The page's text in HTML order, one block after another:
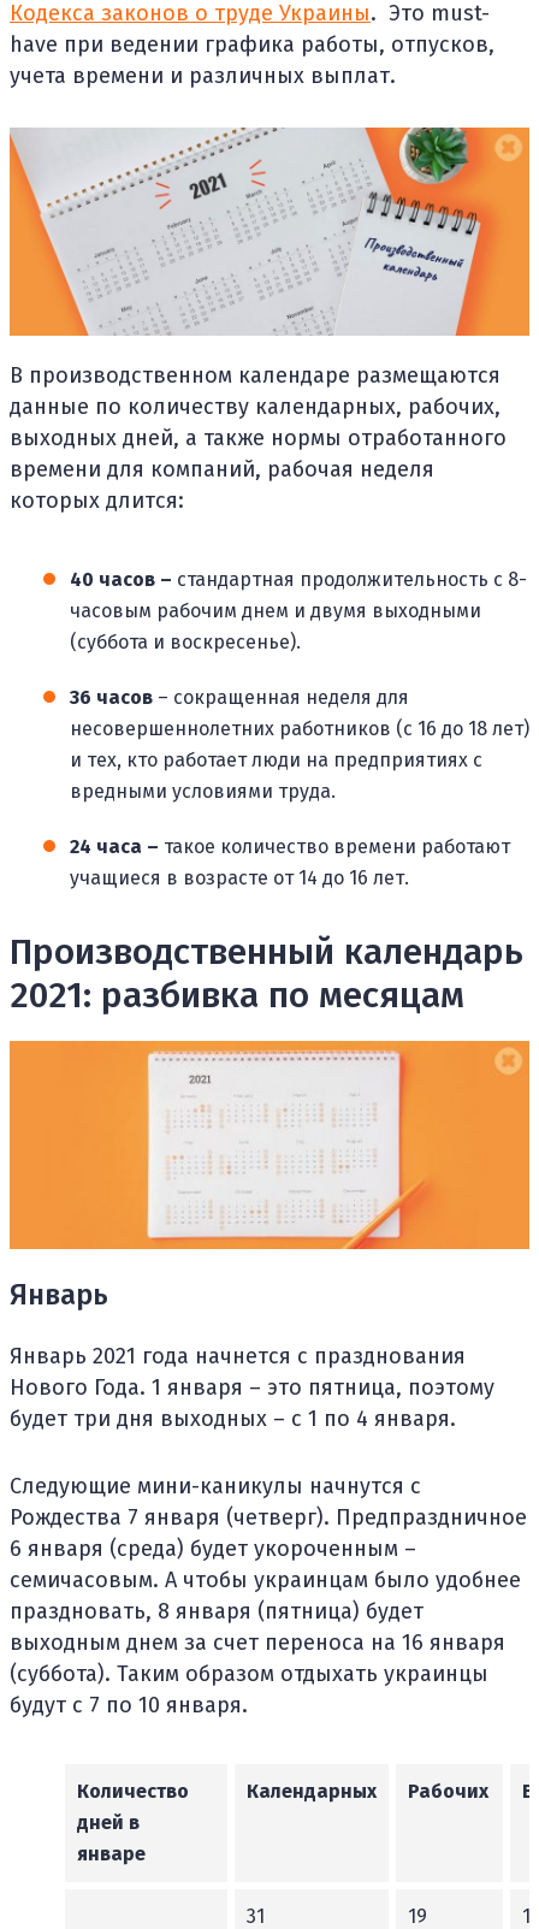
Кодекса законов о труде Украины. Это must-
have при ведении графика работы, отпусков,
учета времени и различных выплат.
В производственном календаре размещаются
данные по количеству календарных, рабочих,
выходных дней, а также нормы отработанного
времени для компаний, рабочая неделя
которых длится:
40 часов – стандартная продолжительность с 8-
часовым рабочим днем и двумя выходными
(суббота и воскресенье).
36 часов – сокращенная неделя для
несовершеннолетних работников (с 16 до 18 лет)
и тех, кто работает люди на предприятиях с
вредными условиями труда.
24 часа – такое количество времени работают
учащиеся в возрасте от 14 до 16 лет.
Производственный календарь
2021: разбивка по месяцам
Январь
Январь 2021 года начнется с празднования
Нового Года. 1 января – это пятница, поэтому
будет три дня выходных – с 1 по 4 января.
Следующие мини-каникулы начнутся с
Рождества 7 января (четверг). Предпраздничное
6 января (среда) будет укороченным –
семичасовым. А чтобы украинцам было удобнее
праздновать, 8 января (пятница) будет
выходным днем за счет переноса на 16 января
(суббота). Таким образом отдыхать украинцы
будут с 7 по 10 января.
Количество
дней в
январе
Календарных Рабочих
31 19 12